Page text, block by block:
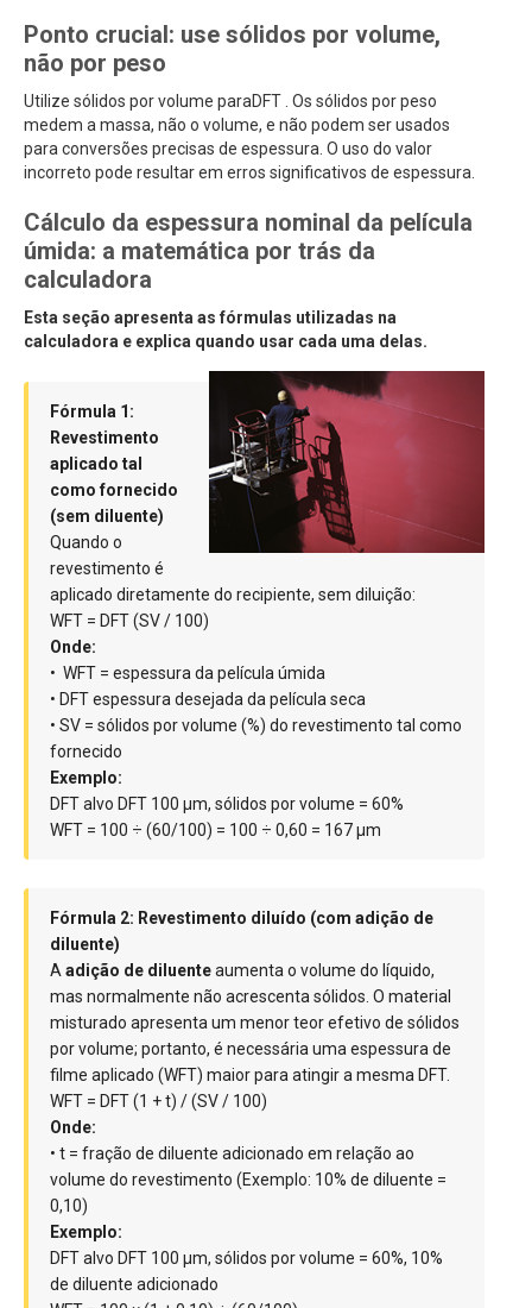
Ponto crucial: use sólidos por volume,
não por peso
Utilize sólidos por volume paraDFT . Os sólidos por peso
medem a massa, não o volume, e não podem ser usados
para conversões precisas de espessura. O uso do valor
incorreto pode resultar em erros significativos de espessura.
Cálculo da espessura nominal da película
úmida: a matemática por trás da
calculadora
Esta seção apresenta as fórmulas utilizadas na
calculadora e explica quando usar cada uma delas.
Fórmula 1:
Revestimento
aplicado tal
como fornecido
(sem diluente)
Quando o
revestimento é
aplicado diretamente do recipiente, sem diluição:
WFT = DFT (SV / 100)
Onde:
• WFT = espessura da película úmida
• DFT espessura desejada da película seca
• SV = sólidos por volume (%) do revestimento tal como
fornecido
Exemplo:
DFT alvo DFT 100 µm, sólidos por volume = 60%
WFT = 100 ÷ (60/100) = 100 ÷ 0,60 = 167 µm
Fórmula 2: Revestimento diluído (com adição de
diluente)
A adição de diluenteaumenta o volume do líquido,
mas normalmente não acrescenta sólidos. O material
misturado apresenta um menor teor efetivo de sólidos
por volume; portanto, é necessária uma espessura de
filme aplicado (WFT) maior para atingir a mesma DFT.
WFT = DFT (1 + t) / (SV / 100)
Onde:
• t = fração de diluente adicionado em relação ao
volume do revestimento (Exemplo: 10% de diluente =
0,10)
Exemplo:
DFT alvo DFT 100 µm, sólidos por volume = 60%, 10%
de diluente adicionado